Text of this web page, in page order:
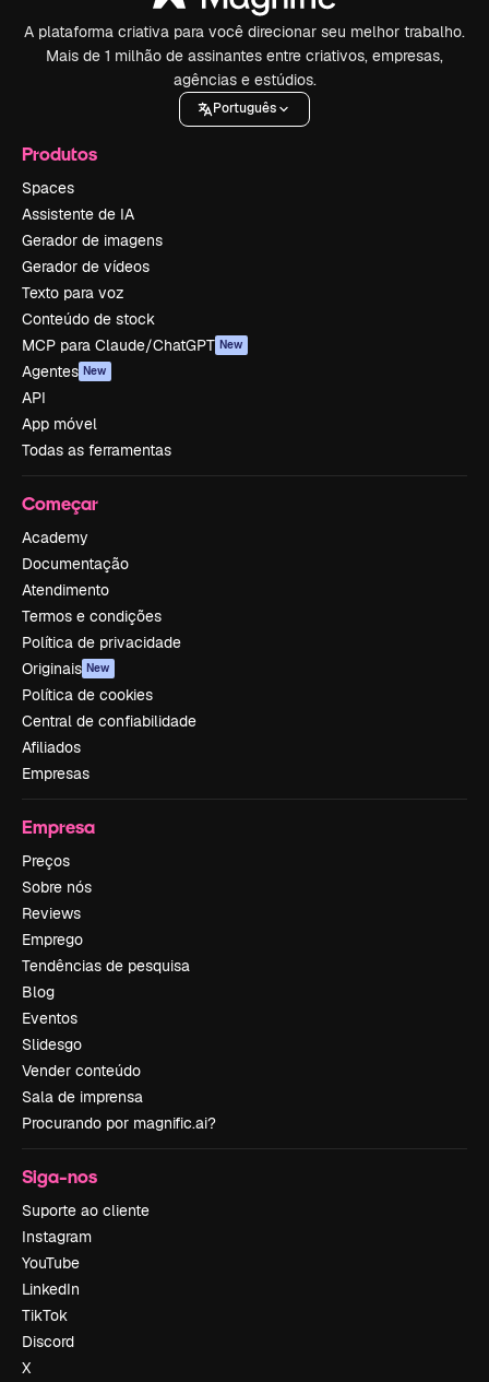
A plataforma criativa para você direcionar seu melhor trabalho.
Mais de 1 milhão de assinantes entre criativos, empresas,
agências e estúdios.
Português
Produtos
Spaces
Assistente de IA
Gerador de imagens
Gerador de vídeos
Texto para voz
Conteúdo de stock
MCP para Claude/ChatGPT New
Agentes New
API
App móvel
Todas as ferramentas
Começar
Academy
Documentação
Atendimento
Termos e condições
Política de privacidade
Originais New
Política de cookies
Central de confiabilidade
Afiliados
Empresas
Empresa
Preços
Sobre nós
Reviews
Emprego
Tendências de pesquisa
Blog
Eventos
Slidesgo
Vender conteúdo
Sala de imprensa
Procurando por magnific.ai?
Siga-nos
Suporte ao cliente
Instagram
YouTube
LinkedIn
TikTok
Discord
X